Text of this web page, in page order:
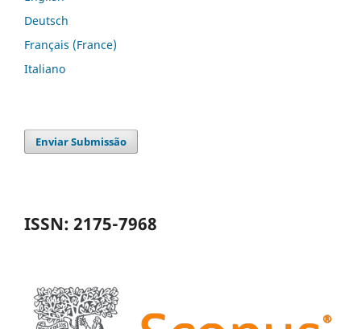
Deutsch
Français (France)
Italiano
Enviar Submissão
ISSN: 2175-7968